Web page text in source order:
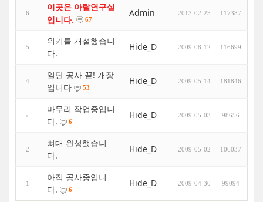
6
이곳은 아랄연구실
입니다.
67
Admin 2013-02-25 117387
5
위키를 개설했습니
다.
Hide_D 2009-08-12 116699
4
일단 공사 끝! 개장
입니다
53
Hide_D 2009-05-14 181846
마무리 작업중입니
다.
6
Hide_D 2009-05-03 98656
2
뼈대 완성했습니
다.
Hide_D 2009-05-02 106037
1
아직 공사중입니
다.
6
Hide_D 2009-04-30 99094